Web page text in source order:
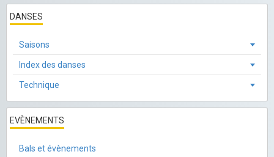
DANSES
Saisons
Index des danses
Technique
EVÈNEMENTS
Bals et évènements